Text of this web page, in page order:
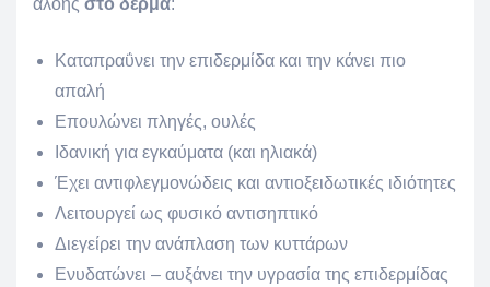
αλόης στο δέρμα:
Καταπραΰνει την επιδερμίδα και την κάνει πιο
απαλή
Επουλώνει πληγές, ουλές
Ιδανική για εγκαύματα (και ηλιακά)
Έχει αντιφλεγμονώδεις και αντιοξειδωτικές ιδιότητες
Λειτουργεί ως φυσικό αντισηπτικό
Διεγείρει την ανάπλαση των κυττάρων
Ενυδατώνει – αυξάνει την υγρασία της επιδερμίδας